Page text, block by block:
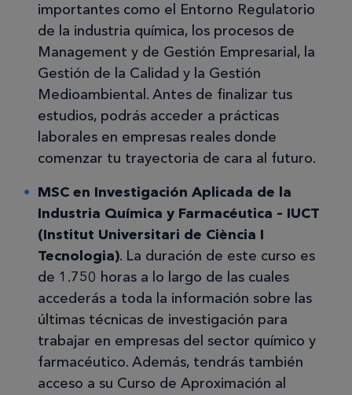
importantes como el Entorno Regulatorio
de la industria química, los procesos de
Management y de Gestión Empresarial, la
Gestión de la Calidad y la Gestión
Medioambiental. Antes de finalizar tus
estudios, podrás acceder a prácticas
laborales en empresas reales donde
comenzar tu trayectoria de cara al futuro.
MSC en Investigación Aplicada de la
Industria Química y Farmacéutica – IUCT
(Institut Universitari de Ciència I
Tecnologia). La duración de este curso es
de 1.750 horas a lo largo de las cuales
accederás a toda la información sobre las
últimas técnicas de investigación para
trabajar en empresas del sector químico y
farmacéutico. Además, tendrás también
acceso a su Curso de Aproximación al